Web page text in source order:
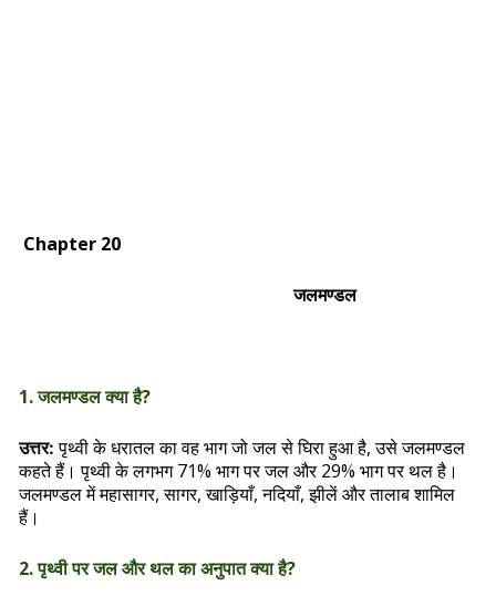
Chapter 20
जलमण्डल
1. जलमण्डल क्या है?
उत्तर:पृथ्वी के धरातल का वह भाग जो जल से घिरा हुआ है, उसे जलमण्डल
कहते हैं। पृथ्वी के लगभग 71% भाग पर जल और 29% भाग पर थल है।
जलमण्डल में महासागर, सागर, खाड़ियाँ, नदियाँ, झीलें और तालाब शामिल
हैं।
2. पृथ्वी पर जल और थल का अनुपात क्या है?